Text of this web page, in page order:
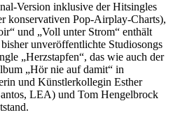
Version inklusive der Hitsingles
konservativen Pop-Airplay-Charts),
und „Voll unter Strom“ enthält
unveröffentlichte Studiosongs
„Herzstapfen“, das wie auch der
„Hör nie auf damit“ in
und Künstlerkollegin Esther
LEA) und Tom Hengelbrock